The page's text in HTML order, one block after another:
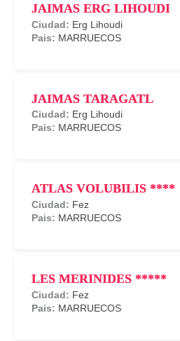
JAIMAS ERG LIHOUDI
Erg Lihoudi
MARRUECOS
JAIMAS TARAGATL
Erg Lihoudi
MARRUECOS
ATLAS VOLUBILIS ****
Fez
MARRUECOS
LES MERINIDES *****
Fez
MARRUECOS